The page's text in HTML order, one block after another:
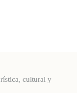
cultural y